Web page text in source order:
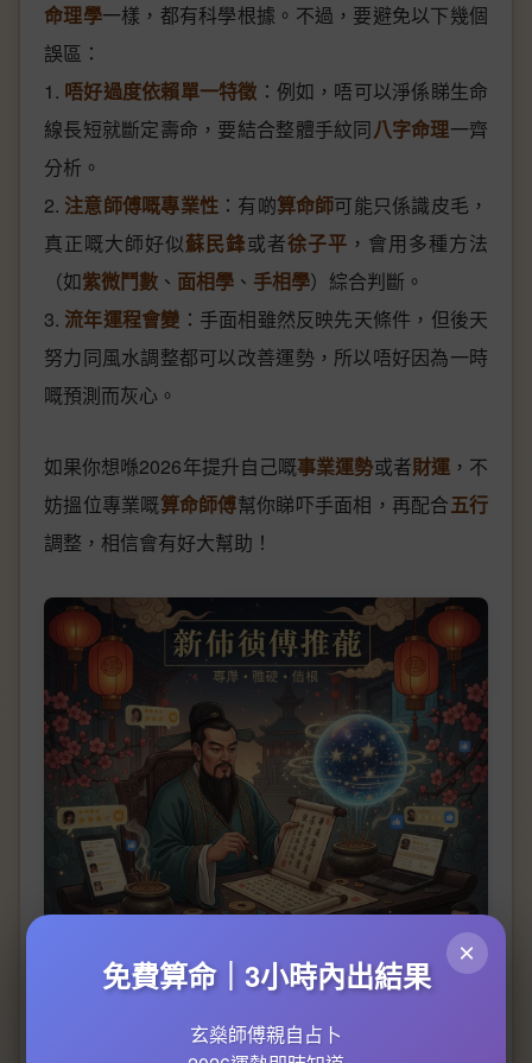
命理學一樣，都有科學根據。不過，要避免以下幾個
誤區：
1. 唔好過度依賴單一特徵 ：例如，唔可以淨係睇生命
線長短就斷定壽命，要結合整體手紋同八字命理一齊
分析。
2. 注意師傅嘅專業性 ：有啲算命師可能只係識皮毛，
真正嘅大師好似蘇民鋒或者徐子平 ，會用多種方法
（如紫微鬥數 、 面相學 、 手相學）綜合判斷。
3. 流年運程會變 ：手面相雖然反映先天條件，但後天
努力同風水調整都可以改善運勢，所以唔好因為一時
嘅預測而灰心。
如果你想喺2026年提升自己嘅事業運勢或者財運，不
妨搵位專業嘅算命師傅幫你睇吓手面相，再配合五行
調整，相信會有好大幫助！
×
免費算命｜3小時內出結果
玄燊師傅親自占卜